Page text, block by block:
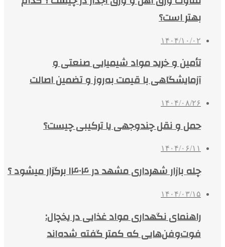
بهتر است؟
۱۴۰۴/۱۰/۰۲
تأمین و خرید مواد شیمیایی صنعتی و
آزمایشگاهی با قیمت به‌روز و تضمین اصالت
۱۴۰۴/۰۸/۲۶
حمل و نقل چندوجهی یا ترکیبی چیست؟
۱۴۰۴/۰۶/۱۱
چله بازار شهرداری مشهد در ۱۴۰۴ برگزار میشود ؟
۱۴۰۴/۰۳/۱۵
راهنمای نگهداری مواد غذایی در یخچال:
فوت‌وفن‌هایی که کمتر گفته شده‌اند